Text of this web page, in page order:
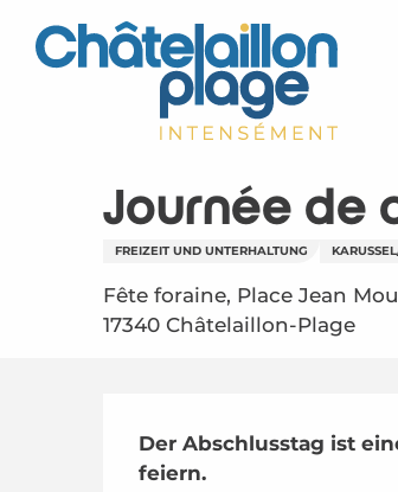
contenu
Journée de
FREIZEIT UND UNTERHALTUNG
Fête foraine, Place Jean
17340 Châtelaillon-Plage
Der Abschlusstag ist
feiern.